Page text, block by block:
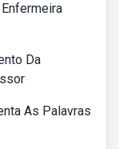
Da
As Palavras